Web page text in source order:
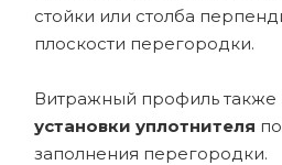
стойки или столба
плоскости перегородки.
Витражный профиль также
установки уплотнителя
заполнения перегородки.